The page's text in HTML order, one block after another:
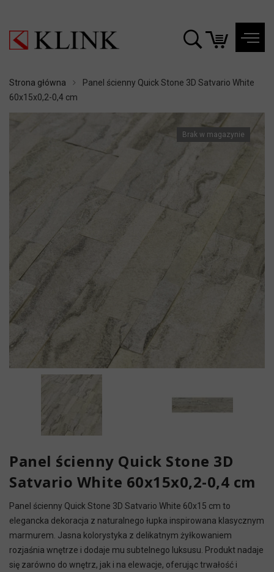
Strona główna
Panel ścienny Quick Stone 3D Satvario White
60x15x0,2-0,4 cm
Brak w magazynie
Panel ścienny Quick Stone 3D
Satvario White 60x15x0,2-0,4 cm
Panel ścienny Quick Stone 3D Satvario White 60x15 cm to
elegancka dekoracja z naturalnego łupka inspirowana klasycznym
marmurem. Jasna kolorystyka z delikatnym żyłkowaniem
rozjaśnia wnętrze i dodaje mu subtelnego luksusu. Produkt nadaje
się zarówno do wnętrz, jak i na elewacje, oferując trwałość i